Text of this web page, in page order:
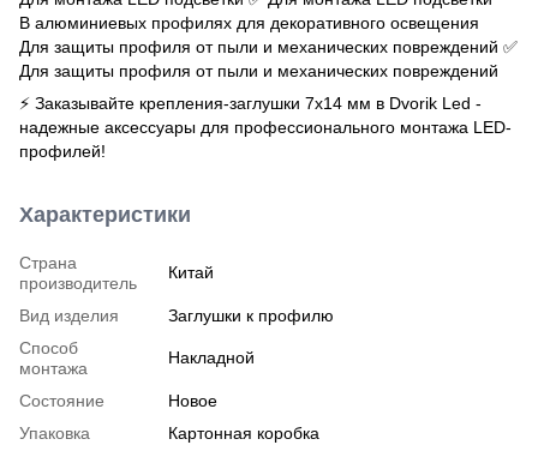
В алюминиевых профилях для декоративного освещения
Для защиты профиля от пыли и механических повреждений ✅
Для защиты профиля от пыли и механических повреждений
⚡ Заказывайте крепления-заглушки 7х14 мм в Dvorik Led -
надежные аксессуары для профессионального монтажа LED-
профилей!
Характеристики
Страна
производитель
Китай
Вид изделия
Заглушки к профилю
Способ
монтажа
Накладной
Состояние
Новое
Упаковка
Картонная коробка